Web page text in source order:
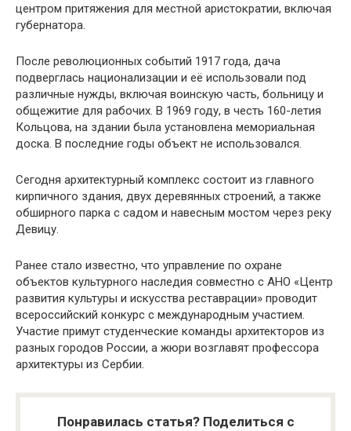
центром притяжения для местной аристократии, включая
губернатора.
После революционных событий 1917 года, дача
подверглась национализации и её использовали под
различные нужды, включая воинскую часть, больницу и
общежитие для рабочих. В 1969 году, в честь 160-летия
Кольцова, на здании была установлена мемориальная
доска. В последние годы объект не использовался.
Сегодня архитектурный комплекс состоит из главного
кирпичного здания, двух деревянных строений, а также
обширного парка с садом и навесным мостом через реку
Девицу.
Ранее стало известно, что управление по охране
объектов культурного наследия совместно с АНО «Центр
развития культуры и искусства реставрации» проводит
всероссийский конкурс с международным участием.
Участие примут студенческие команды архитекторов из
разных городов России, а жюри возглавят профессора
архитектуры из Сербии.
Понравилась статья? Поделиться с